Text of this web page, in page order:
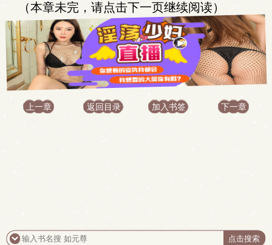
（本章未完，请点击下一页继续阅读）
上一章 返回目录 加入书签 下一章